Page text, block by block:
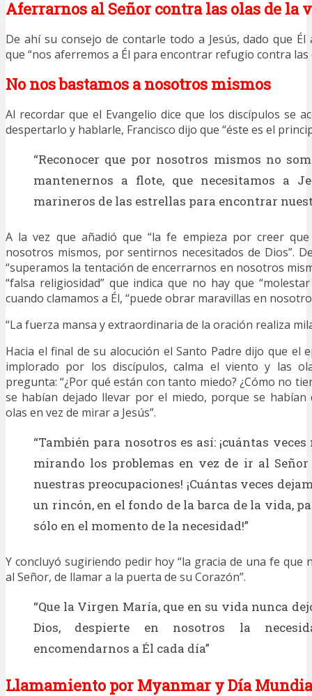
Aferrarnos al Señor contra las olas de la
De ahí su consejo de contarle todo a Jesús, dado que Él
que “nos aferremos a Él para encontrar refugio contra las
No nos bastamos a nosotros mismos
Al recordar que el Evangelio dice que los discípulos se
despertarlo y hablarle, Francisco dijo que “éste es el
“Reconocer que por nosotros mismos no
mantenernos a flote, que necesitamos a
marineros de las estrellas para encontrar
A la vez que añadió que “la fe empieza por creer
nosotros mismos, por sentirnos necesitados de Dios”.
“superamos la tentación de encerrarnos en nosotros
“falsa religiosidad” que indica que no hay que
cuando clamamos a Él, “puede obrar maravillas en
“La fuerza mansa y extraordinaria de la oración realiza
Hacia el final de su alocución el Santo Padre dijo que el
implorado por los discípulos, calma el viento y las
pregunta: “¿Por qué están con tanto miedo? ¿Cómo no
se habían dejado llevar por el miedo, porque se habían
olas en vez de mirar a Jesús”.
“También para nosotros es así: ¡cuántas
mirando los problemas en vez de ir al
nuestras preocupaciones! ¡Cuántas veces
un rincón, en el fondo de la barca de la vida,
sólo en el momento de la necesidad!”
Y concluyó sugiriendo pedir hoy “la gracia de una fe que
al Señor, de llamar a la puerta de su Corazón”.
“Que la Virgen María, que en su vida nunca
Dios, despierte en nosotros la
encomendarnos a Él cada día”
Llamamiento por Myanmar y Día